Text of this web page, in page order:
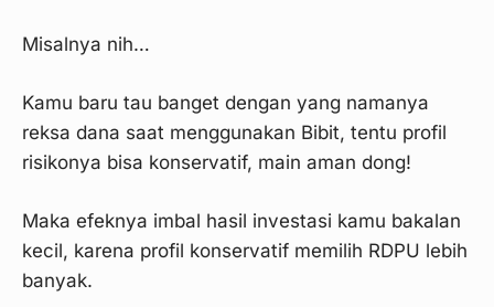
Misalnya nih…
Kamu baru tau banget dengan yang namanya
reksa dana saat menggunakan Bibit, tentu profil
risikonya bisa konservatif, main aman dong!
Maka efeknya imbal hasil investasi kamu bakalan
kecil, karena profil konservatif memilih RDPU lebih
banyak.